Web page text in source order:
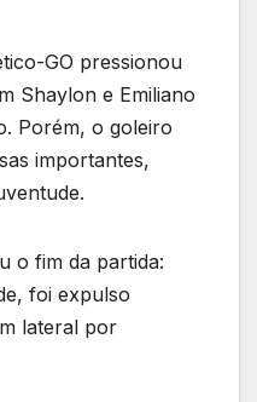
GO pressionou
Shaylon e Emiliano
Porém, o goleiro
importantes,
o fim da partida:
foi expulso
lateral por